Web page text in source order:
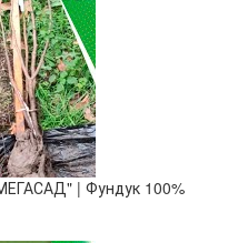
| Фундук 100%